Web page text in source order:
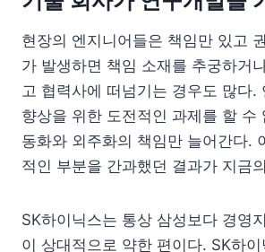
현장의 엔지니어들은 책임만 있고
가 발생하면 책임 소재를 추궁하거
고 협력사에 떠넘기는 경우도 많다.
향상을 위한 도전적인 과제를 할 수
동화와 외주화의 책임만 늘어간다.
적인 부분을 간과했던 결과가 지금
SK하이닉스는 통상 삼성보다 경영
이 상대적으로 약한 편이다. SK하